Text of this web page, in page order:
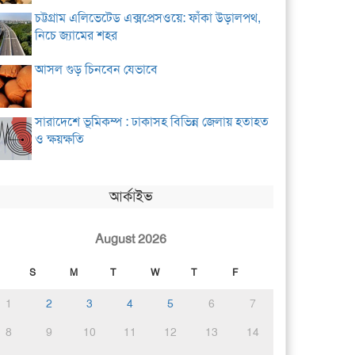
চট্টগ্রাম এলিভেটেড এক্সপ্রেসওয়ে: ফাঁকা উড়ালপথ,
নিচে জ্যামের শহর
আসল গুড় চিনবেন যেভাবে
সারাদেশে ভূমিকম্প : ঢাকাসহ বিভিন্ন জেলায় হতাহত
ও ক্ষয়ক্ষতি
আর্কাইভ
August 2026
S M T W T F
1 2 3 4 5 6
7
8
9 10 11 12 13
14